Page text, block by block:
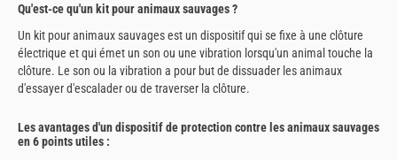
Qu'est-ce qu'un kit pour animaux sauvages ?
Un kit pour animaux sauvages est un dispositif qui se fixe à une clôture
électrique et qui émet un son ou une vibration lorsqu'un animal touche la
clôture. Le son ou la vibration a pour but de dissuader les animaux
d'essayer d'escalader ou de traverser la clôture.
Les avantages d'un dispositif de protection contre les animaux sauvages
en 6 points utiles :